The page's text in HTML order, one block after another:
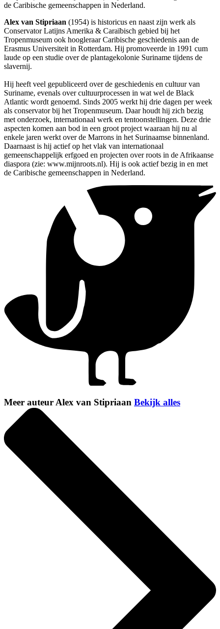
de Caribische gemeenschappen in Nederland.
Alex van Stipriaan (1954) is historicus en naast zijn werk als
Conservator Latijns Amerika & Caraïbisch gebied bij het
Tropenmuseum ook hoogleraar Caribische geschiedenis aan de
Erasmus Universiteit in Rotterdam. Hij promoveerde in 1991 cum
laude op een studie over de plantagekolonie Suriname tijdens de
slavernij.
Hij heeft veel gepubliceerd over de geschiedenis en cultuur van
Suriname, evenals over cultuurprocessen in wat wel de Black
Atlantic wordt genoemd. Sinds 2005 werkt hij drie dagen per week
als conservator bij het Tropenmuseum. Daar houdt hij zich bezig
met onderzoek, internationaal werk en tentoonstellingen. Deze drie
aspecten komen aan bod in een groot project waaraan hij nu al
enkele jaren werkt over de Marrons in het Surinaamse binnenland.
Daarnaast is hij actief op het vlak van internationaal
gemeenschappelijk erfgoed en projecten over roots in de Afrikaanse
diaspora (zie: www.mijnroots.nl). Hij is ook actief bezig in en met
de Caribische gemeenschappen in Nederland.
Meer auteur Alex van Stipriaan Bekijk alles